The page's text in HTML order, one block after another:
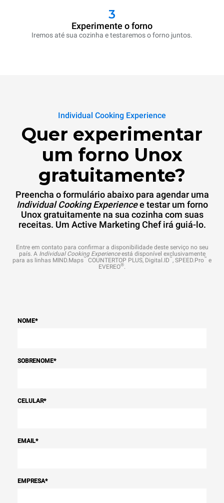
3
Experimente o forno
Iremos até sua cozinha e testaremos o forno juntos.
Individual Cooking Experience
Quer experimentar
um forno Unox
gratuitamente?
Preencha o formulário abaixo para agendar uma
Individual Cooking Experiencee testar um forno
Unox gratuitamente na sua cozinha com suas
receitas. Um Active Marketing Chef irá guiá-lo.
Entre em contato para confirmar a disponibilidade deste serviço no seu
país. A Individual Cooking Experienceestá disponível exclusivamente
para as linhas MIND.Maps™ COUNTERTOP PLUS, Digital.ID ™ , SPEED.Pro™ e
EVEREO®
NOME*
SOBRENOME*
CELULAR*
EMAIL*
EMPRESA*